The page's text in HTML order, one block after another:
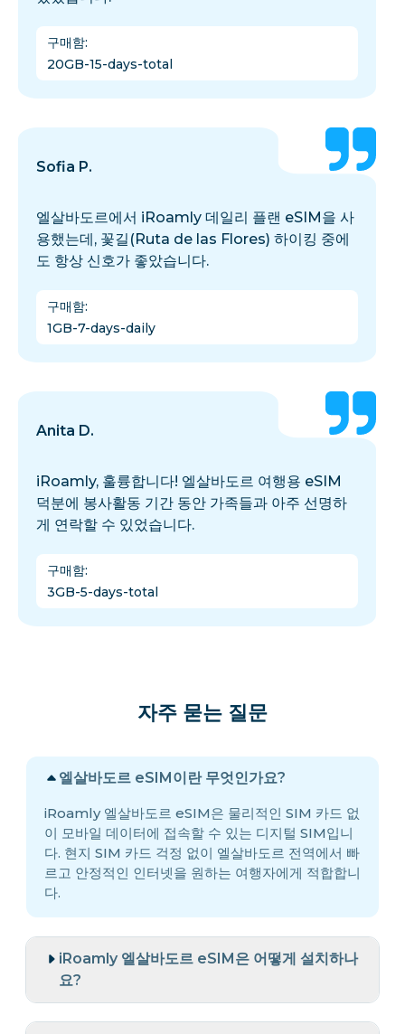
구매함:
20GB-15-days-total
Sofia P.
엘살바도르에서 iRoamly 데일리 플랜 eSIM을 사
용했는데, 꽃길(Ruta de las Flores) 하이킹 중에
도 항상 신호가 좋았습니다.
구매함:
1GB-7-days-daily
Anita D.
iRoamly, 훌륭합니다! 엘살바도르 여행용 eSIM
덕분에 봉사활동 기간 동안 가족들과 아주 선명하
게 연락할 수 있었습니다.
구매함:
3GB-5-days-total
자주 묻는 질문
엘살바도르 eSIM이란 무엇인가요?
iRoamly 엘살바도르 eSIM은 물리적인 SIM 카드 없
이 모바일 데이터에 접속할 수 있는 디지털 SIM입니
다. 현지 SIM 카드 걱정 없이 엘살바도르 전역에서 빠
르고 안정적인 인터넷을 원하는 여행자에게 적합합니
다.
iRoamly 엘살바도르 eSIM은 어떻게 설치하나
요?